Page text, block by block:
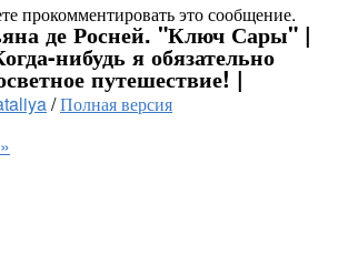
прокомментировать это сообщение.
де Росней. "Ключ Сары" |
нибудь я обязательно
путешествие! |
/Полная версия